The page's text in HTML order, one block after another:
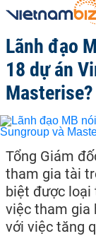
Lãnh đạo
18 dự án
Masterise?
Tổng Giám
tham gia tài
biệt được loại
việc tham gia
với việc tăng